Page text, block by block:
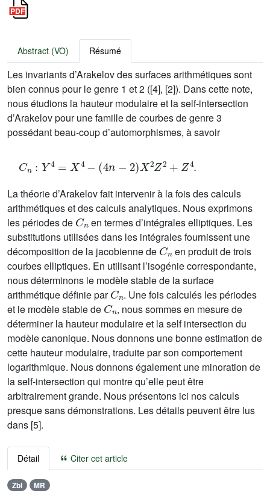
Abstract (VO) Résumé
Les invariants d’Arakelov des surfaces arithmétiques sont
bien connus pour le genre 1 et 2 ([4], [2]). Dans cette note,
nous étudions la hauteur modulaire et la self-intersection
d’Arakelov pour une famille de courbes de genre 3
possédant beau-coup d’automorphismes, à savoir
Cn: =X 4n- X2 Z2+Z 4
La théorie d’Arakelov fait intervenir à la fois des calculs
arithmétiques et des calculs analytiques. Nous exprimons
les périodes de
Cn
en termes d’intégrales elliptiques. Les
substitutions utilisées dans les intégrales fournissent une
décomposition de la jacobienne de
Cn
en produit de trois
courbes elliptiques. En utilisant l’isogénie correspondante,
nous déterminons le modèle stable de la surface
arithmétique définie par
Cn
. Une fois calculés les périodes
et le modèle stable de
Cn
, nous sommes en mesure de
déterminer la hauteur modulaire et la self intersection du
modèle canonique. Nous donnons une bonne estimation de
cette hauteur modulaire, traduite par son comportement
logarithmique. Nous donnons également une minoration de
la self-intersection qui montre qu’elle peut être
arbitrairement grande. Nous présentons ici nos calculs
presque sans démonstrations. Les détails peuvent être lus
dans [5].
Détail Citer cet article
Zbl MR